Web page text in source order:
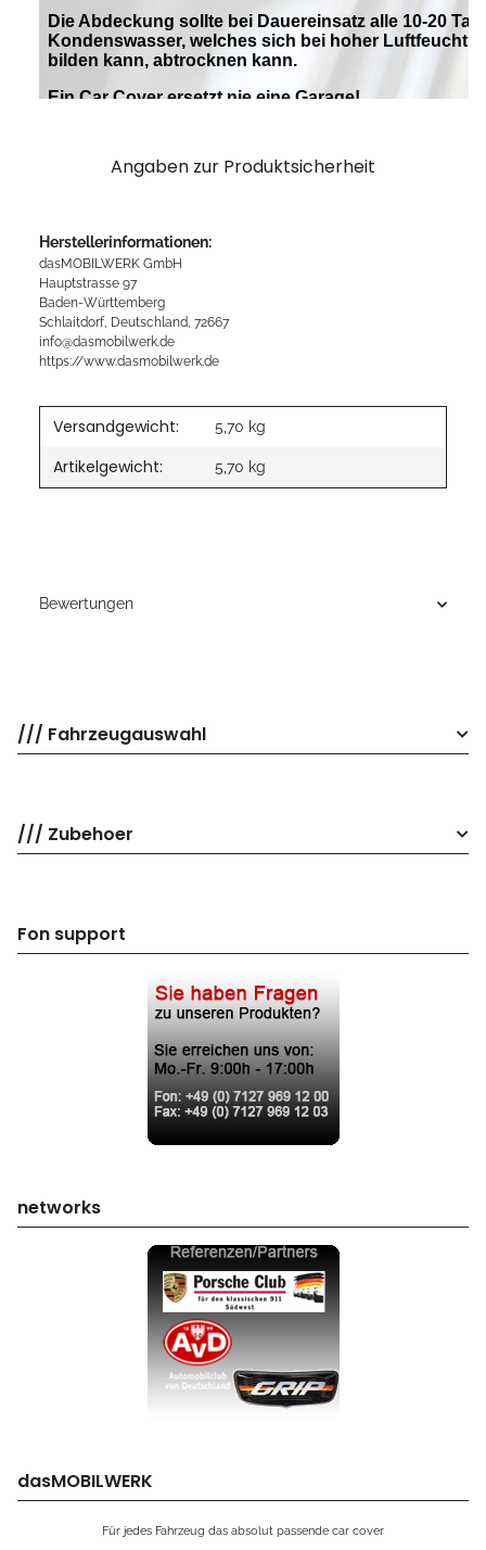
Angaben zur Produktsicherheit
Herstellerinformationen:
dasMOBILWERK GmbH
Hauptstrasse 97
Baden-Württemberg
Schlaitdorf, Deutschland, 72667
info@dasmobilwerk.de
https://www.dasmobilwerk.de
Versandgewicht: 5,70 kg
Artikelgewicht: 5,70 kg
Bewertungen
/// Fahrzeugauswahl
/// Zubehoer
Fon support
networks
dasMOBILWERK
Für jedes Fahrzeug das absolut passende car cover